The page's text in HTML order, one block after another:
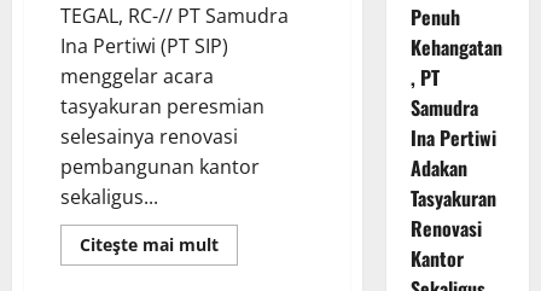
TEGAL, RC-// PT Samudra
Ina Pertiwi (PT SIP)
menggelar acara
tasyakuran peresmian
selesainya renovasi
pembangunan kantor
sekaligus...
Citeşte mai multRead
more
Penuh
Kehangatan
, PT
Samudra
Ina Pertiwi
Adakan
Tasyakuran
Renovasi
Kantor